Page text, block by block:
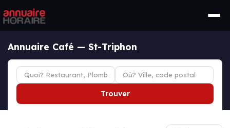
Annuaire Café — St-Triphon
Trouver